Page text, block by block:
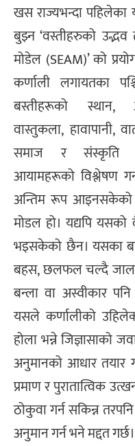
खस राज्यभन्दा
बुझ्न ‘वस्तीहरुको
मोडेल (SEAM)’ को
कर्णाली लगायतका
बस्तीहरूको स्थान,
वास्तुकला, हावापानी,
समाज र संस्कृति
आयामहरूको विश्लेषण
अन्तिम रूप आइनसकेको
मोडल हो। यद्यपि यसको
भइसकेको छैन। यसका
बहस, छलफल चल्दै
बन्ला वा अस्वीकार
यसले कर्णालीको
होला भन्ने जिज्ञासाको
अनुमानको आधार तयार
प्रमाण र पुरातात्विक
ठोकुवा गर्न सकिन्न
अनुमान गर्न भने मद्दत गर्छ।